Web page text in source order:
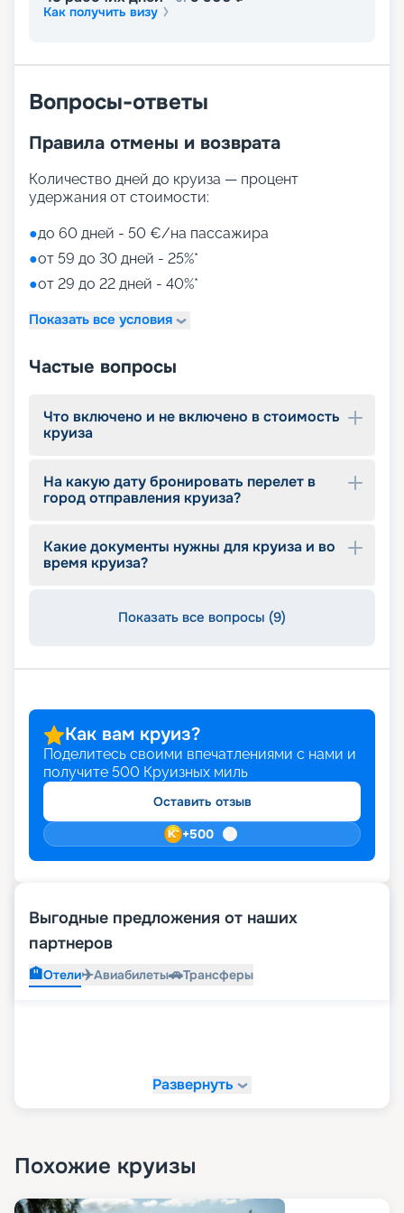
Лайнер предлагает огромное разнообразие
На выбор представлены такие пространства:
релаксационный комплекс только для взрослых)
бассейнами, клубами, игровыми зонами)
для детей)
Aquapark (с открытыми игровыми
водными пушками, 3 водными горками с
эффектами виртуальной реальности)
мини-гольф и теннис
7 бассейнов
детский внутренний комплекс,
Как получить визу
Вопросы-ответы
Правила отмены и возврата
Количество дней до круиза — процент
удержания от стоимости:
●до 60 дней - 50 €/на пассажира
●от 59 до 30 дней - 25%*
●от 29 до 22 дней - 40%*
Показать все условия
Частые вопросы
Что включено и не включено в стоимость
круиза
На какую дату бронировать перелет в
город отправления круиза?
Какие документы нужны для круиза и во
время круиза?
Показать все вопросы (9)
Как вам круиз?
Поделитесь своими впечатлениями с нами и
получите 500 Круизных миль
Оставить отзыв
+500
Выгодные предложения от наших
партнеров
🏨Отели✈️Авиабилеты🚗Трансферы
Развернуть
Похожие круизы